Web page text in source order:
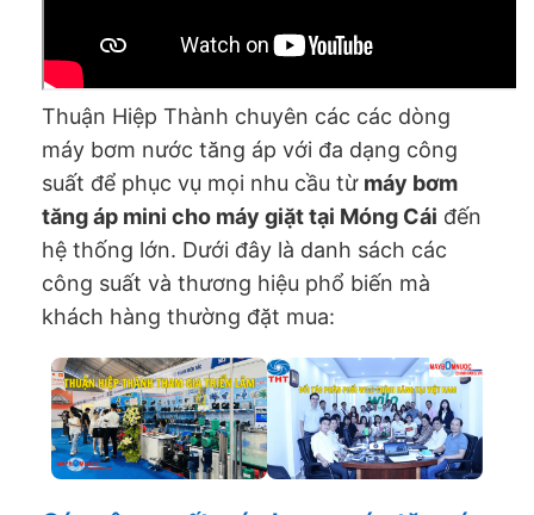
Thuận Hiệp Thành chuyên các các dòng
máy bơm nước tăng áp với đa dạng công
suất để phục vụ mọi nhu cầu từ máy bơm
tăng áp mini cho máy giặt tại Móng Cái đến
hệ thống lớn. Dưới đây là danh sách các
công suất và thương hiệu phổ biến mà
khách hàng thường đặt mua: